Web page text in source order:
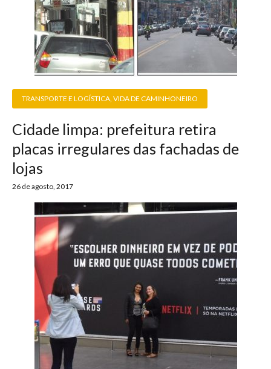
TRANSPORTE E LOGÍSTICA VIDA DE CAMINHONEIRO
Cidade limpa: prefeitura retira
placas irregulares das fachadas de
lojas
26 de agosto, 2017